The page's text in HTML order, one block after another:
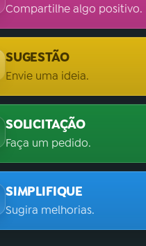
Compartilhe algo positivo.
SUGESTÃO
Envie uma ideia.
SOLICITAÇÃO
Faça um pedido.
SIMPLIFIQUE
Sugira melhorias.